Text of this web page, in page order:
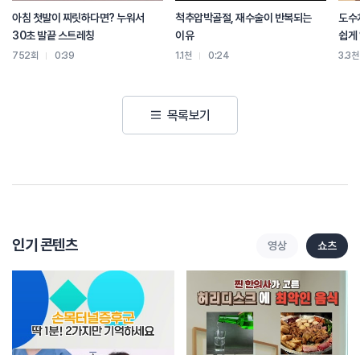
아침 첫발이 찌릿하다면? 누워서
30초 발끝 스트레칭
752회 0:39
척추압박골절, 재수술이 반복되는
이유
1.1천 0:24
도
쉽게
3.3천
목록보기
인기 콘텐츠 영상 쇼츠